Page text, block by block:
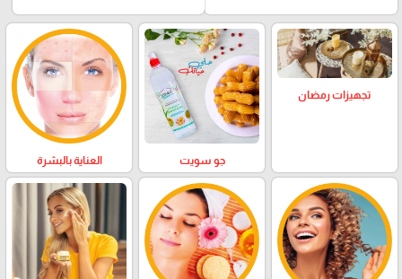
تجهيزات رمضان
جو سويت العناية بالبشرة